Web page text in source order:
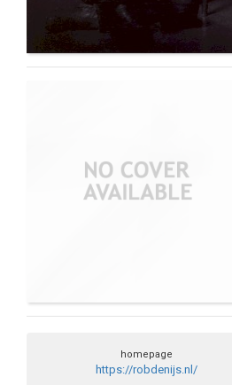
homepage
https://robdenijs.nl/